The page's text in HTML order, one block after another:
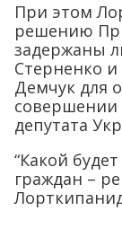
При этом
решению
задержаны
Стерненко
Демчук для
совершении
депутата
“Какой
граждан –